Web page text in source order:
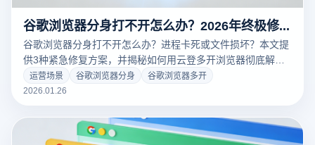
谷歌浏览器分身打不开怎么办？2026年终极修复与替代方案
谷歌浏览器分身打不开怎么办？进程卡死或文件损坏？本文提
供3种紧急修复方案，并揭秘如何用云登多开浏览器彻底解决
卡顿与崩溃问题，保障账号数据零丢失。点击查看修复教程！
运营场景 谷歌浏览器分身
谷歌浏览器多开
2026.01.26